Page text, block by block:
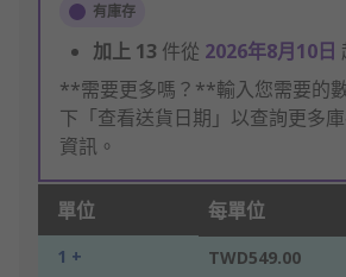
有庫存
加上 13 件從 2026年8月10日
**需要更多嗎？**輸入您需要的
下「查看送貨日期」以查詢更多
資訊。
單位 每單位
1 + TWD549.00